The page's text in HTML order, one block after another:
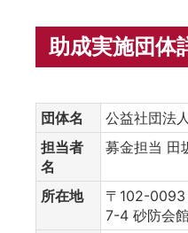
助成実施団体
団体名
公益社団法
担当者
名
募金担当 田
所在地
〒102-0093
7-4 砂防会